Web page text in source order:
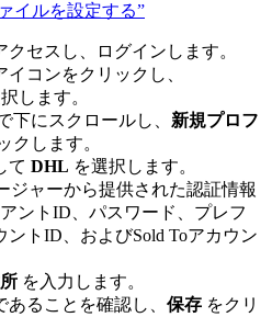
イルを設定する”
クセスし、ログインします。
コンをクリックし、
します。
下にスクロールし、 新規プロフ
クします。
て DHL を選択します。
ジャーから提供された認証情報
ントID、パスワード、プレフ
ントID、およびSold Toアカウン
を入力します。
ることを確認し、 保存 をクリ